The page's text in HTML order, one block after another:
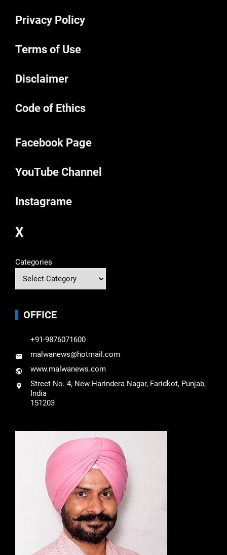
Privacy Policy
Terms of Use
Disclaimer
Code of Ethics
Facebook Page
YouTube Channel
Instagrame
X
Categories
OFFICE
+91-9876071600
malwanews@hotmail.com
www.malwanews.com
Street No. 4, New Harindera Nagar, Faridkot, Punjab,
India
151203